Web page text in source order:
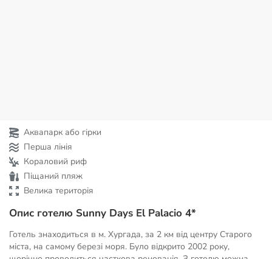
Аквапарк або гірки
Перша лінія
Кораловий риф
Піщаний пляж
Велика територія
Опис готелю Sunny Days El Palacio 4*
Готель знаходиться в м. Хургада, за 2 км від центру Старого
міста, на самому березі моря. Було відкрито 2002 року,